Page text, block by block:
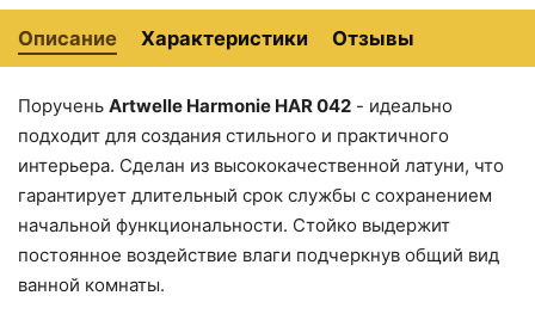
2603 ₽
бумаги Artwelle
Harmonie HAR 048 с
Мыльница Artwelle
Harmonie HAR 014 Хром
Описание Характеристики Отзывы
Поручень Artwelle Harmonie HAR 042 - идеально
подходит для создания стильного и практичного
интерьера. Сделан из высококачественной латуни, что
гарантирует длительный срок службы с сохранением
начальной функциональности. Стойко выдержит
постоянное воздействие влаги подчеркнув общий вид
ванной комнаты.